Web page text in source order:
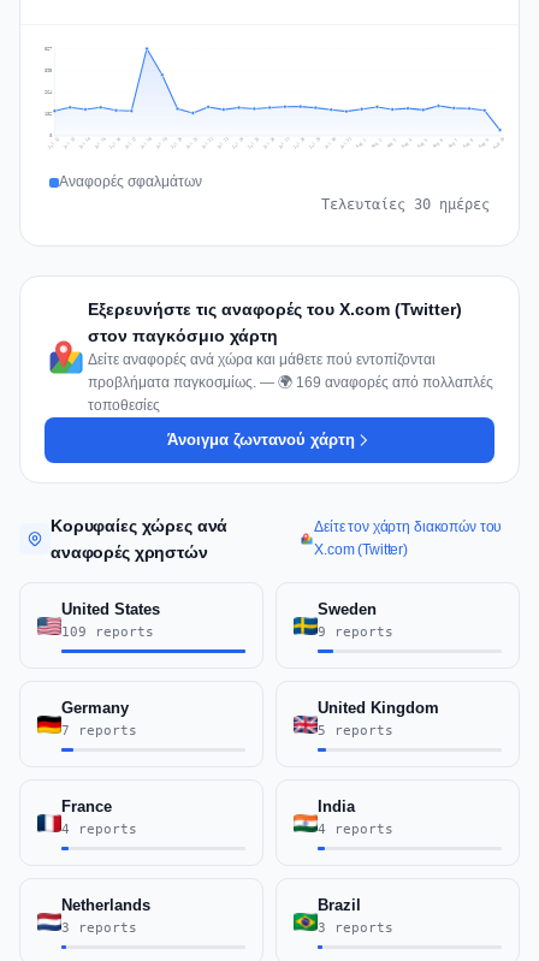
132
264
395
527
Jul 12 Jul 13 Jul 14 Jul 15 Jul 16 Jul 17 Jul 18 Jul 19 Jul 20 Jul 21 Jul 22 Jul 23 Jul 24 Jul 25 Jul 26 Jul 27 Jul 28 Jul 29 Jul 30 Jul 31 Aug 1 Aug 2 Aug 3 Aug 4 Aug 5 Aug 6 Aug 7 Aug 8 Aug 9 Aug 10
Αναφορές σφαλμάτων
Τελευταίες 30 ημέρες
Εξερευνήστε τις αναφορές του X.com (Twitter)
στον παγκόσμιο χάρτη
Δείτε αναφορές ανά χώρα και μάθετε πού εντοπίζονται
προβλήματα παγκοσμίως. — 🌍 169 αναφορές από πολλαπλές
τοποθεσίες
Άνοιγμα ζωντανού χάρτη
Κορυφαίες χώρες ανά
αναφορές χρηστών
Δείτε τον χάρτη διακοπών του
X.com (Twitter)
United States
109 reports
Sweden
9 reports
Germany
7 reports
United Kingdom
5 reports
France
4 reports
India
4 reports
Netherlands
3 reports
Brazil
3 reports